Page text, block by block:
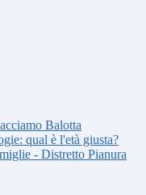
Balotta
qual è l'età giusta?
- Distretto Pianura